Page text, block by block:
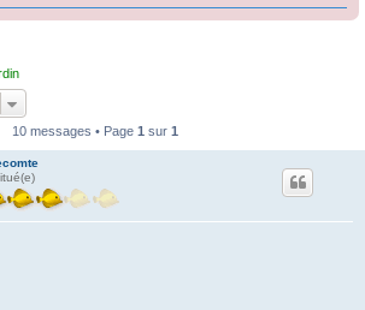
10 messages • Page 1 sur 1